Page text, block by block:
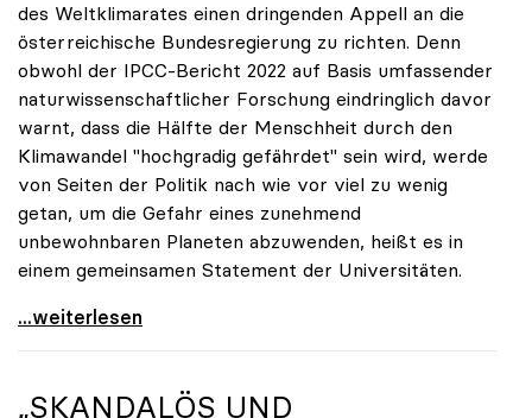
des Weltklimarates einen dringenden Appell an die
österreichische Bundesregierung zu richten. Denn
obwohl der IPCC-Bericht 2022 auf Basis umfassender
naturwissenschaftlicher Forschung eindringlich davor
warnt, dass die Hälfte der Menschheit durch den
Klimawandel "hochgradig gefährdet" sein wird, werde
von Seiten der Politik nach wie vor viel zu wenig
getan, um die Gefahr eines zunehmend
unbewohnbaren Planeten abzuwenden, heißt es in
einem gemeinsamen Statement der Universitäten.
Klimakrise: Universitäten fordern radikales
...weiterlesen
„SKANDALÖS UND